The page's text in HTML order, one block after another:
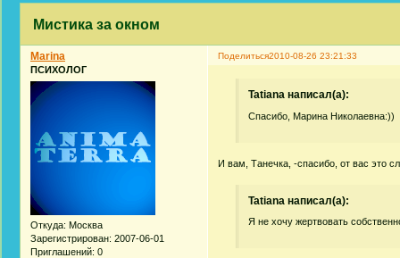
Мистика за окном
Поделиться2010-08-26 23:21:33
Marina
ПСИХОЛОГ
Откуда: Москва
Зарегистрирован: 2007-06-01
Приглашений: 0
Tatiana написал(а):
Спасибо, Марина Николаевна:))
И вам, Танечка, -спасибо, от вас это
Tatiana написал(а):
Я не хочу жертвовать